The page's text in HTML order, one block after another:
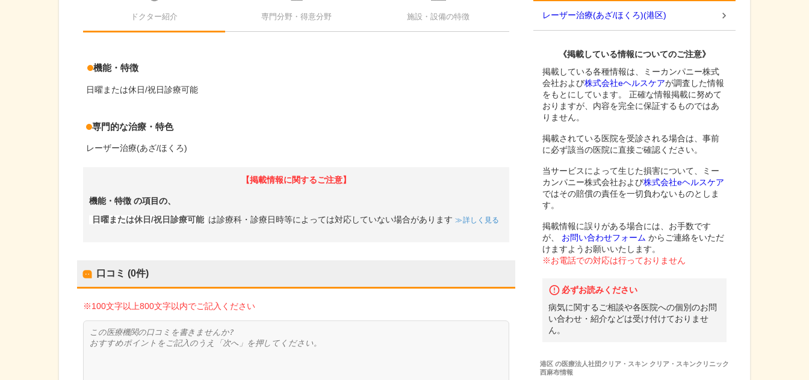
ドクター紹介 専門分野・得意分野 施設・設備の特徴
機能・特徴
日曜または休日/祝日診療可能
専門的な治療・特色
レーザー治療(あざ/ほくろ)
【掲載情報に関するご注意】
機能・特徴 の項目の、
日曜または休日/祝日診療可能 は診療科・診療日時等によっては対応していない場合があります 詳しく見る
口コミ (0件)
※100文字以上800文字以内でご記入ください
レーザー治療(あざ/ほくろ)(港区)
《掲載している情報についてのご注意》
掲載している各種情報は、ミーカンパニー株式
会社および株式会社eヘルスケアが調査した情報
をもとにしています。 正確な情報掲載に努めて
おりますが、内容を完全に保証するものではあ
りません。
掲載されている医院を受診される場合は、事前
に必ず該当の医院に直接ご確認ください。
当サービスによって生じた損害について、ミー
カンパニー株式会社および株式会社eヘルスケア
ではその賠償の責任を一切負わないものとしま
す。
掲載情報に誤りがある場合には、お手数です
が、
お問い合わせフォーム からご連絡をいただ
けますようお願いいたします。
※お電話での対応は行っておりません
必ずお読みください
病気に関するご相談や各医院への個別のお問
い合わせ・紹介などは受け付けておりませ
ん。
港区の医療法人社団クリア・スキン クリア・スキンクリニック
西麻布情報